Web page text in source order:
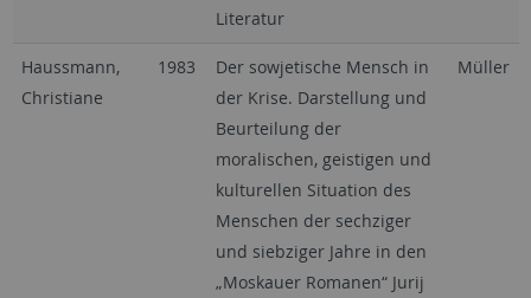
Literatur
Haussmann,
Christiane
1983
Der sowjetische Mensch in
der Krise. Darstellung und
Beurteilung der
moralischen, geistigen und
kulturellen Situation des
Menschen der sechziger
und siebziger Jahre in den
„Moskauer Romanen“ Jurij
Müller